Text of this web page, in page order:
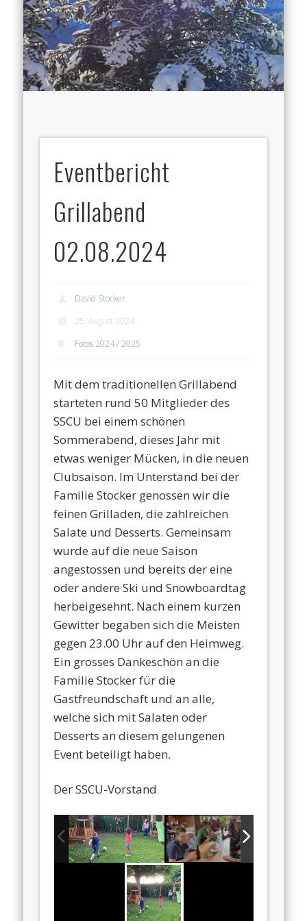
Eventbericht
Grillabend
02.08.2024
David Stocker
25. August 2024
Fotos 2024 / 2025
Mit dem traditionellen Grillabend
starteten rund 50 Mitglieder des
SSCU bei einem schönen
Sommerabend, dieses Jahr mit
etwas weniger Mücken, in die neuen
Clubsaison. Im Unterstand bei der
Familie Stocker genossen wir die
feinen Grilladen, die zahlreichen
Salate und Desserts. Gemeinsam
wurde auf die neue Saison
angestossen und bereits der eine
oder andere Ski und Snowboardtag
herbeigesehnt. Nach einem kurzen
Gewitter begaben sich die Meisten
gegen 23.00 Uhr auf den Heimweg.
Ein grosses Dankeschön an die
Familie Stocker für die
Gastfreundschaft und an alle,
welche sich mit Salaten oder
Desserts an diesem gelungenen
Event beteiligt haben.
Der SSCU-Vorstand